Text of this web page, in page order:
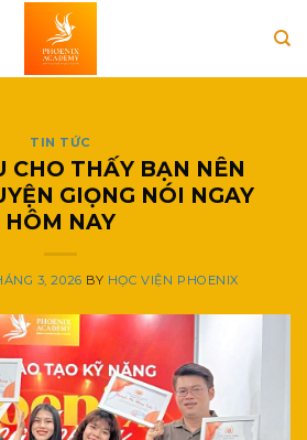
TIN TỨC
CHO THẤY BẠN NÊN
GIỌNG NÓI NGAY
HÔM NAY
3, 2026 BY HỌC VIỆN PHOENIX